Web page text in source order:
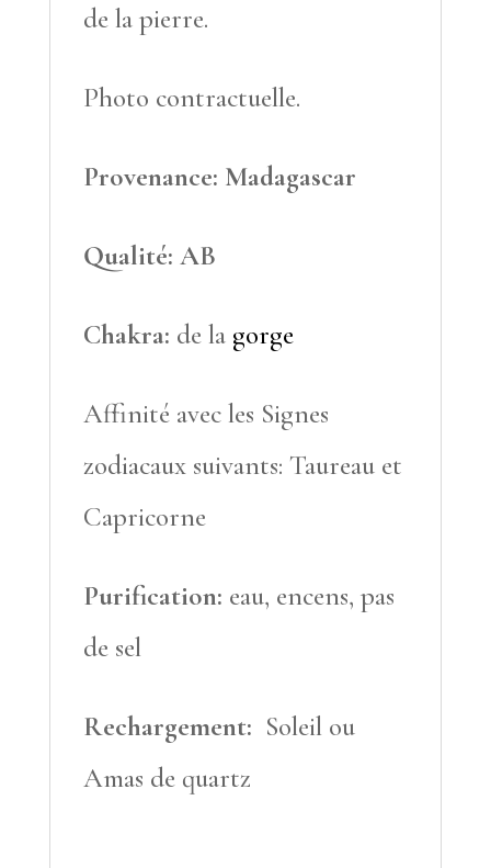
de la pierre.
Photo contractuelle.
Provenance: Madagascar
Qualité: AB
Chakra: de la gorge
Affinité avec les Signes
zodiacaux suivants: Taureau et
Capricorne
Purification: eau, encens, pas
de sel
Rechargement: Soleil ou
Amas de quartz